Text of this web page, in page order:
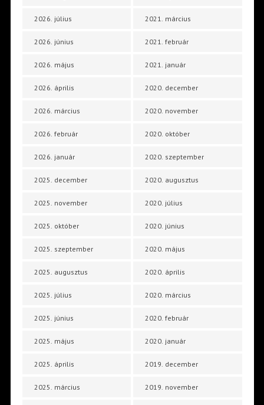
2026. július
2026. június
2026. május
2026. április
2026. március
2026. február
2026. január
2025. december
2025. november
2025. október
2025. szeptember
2025. augusztus
2025. július
2025. június
2025. május
2025. április
2025. március
2021. március
2021. február
2021. január
2020. december
2020. november
2020. október
2020. szeptember
2020. augusztus
2020. július
2020. június
2020. május
2020. április
2020. március
2020. február
2020. január
2019. december
2019. november